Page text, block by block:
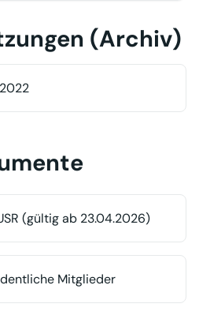
(Archiv)
(gültig ab 23.04.2026)
Mitglieder